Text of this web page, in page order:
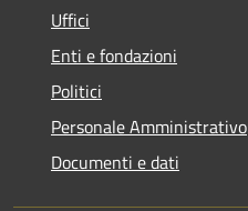
Uffici
Enti e fondazioni
Politici
Personale Amministrativo
Documenti e dati